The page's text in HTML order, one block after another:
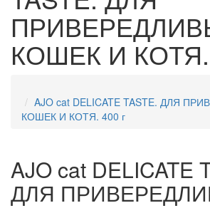
КОШЕК И КОТЯ.
AJO cat DELICATE TASTE. ДЛЯ
КОШЕК И КОТЯ. 400 г
AJO cat DELICATE
ДЛЯ